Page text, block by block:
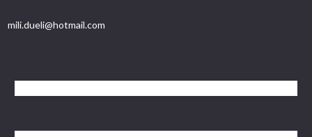
mili.dueli@hotmail.com